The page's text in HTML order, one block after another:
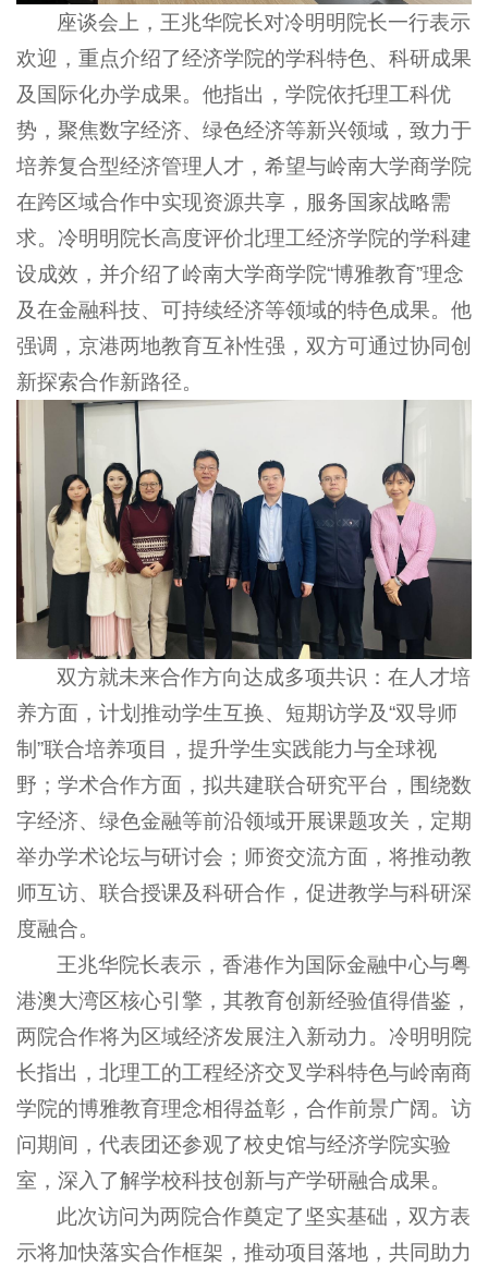
座谈会上，王兆华院长对冷明明院长一行表示
欢迎，重点介绍了经济学院的学科特色、科研成果
及国际化办学成果。他指出，学院依托理工科优
势，聚焦数字经济、绿色经济等新兴领域，致力于
培养复合型经济管理人才，希望与岭南大学商学院
在跨区域合作中实现资源共享，服务国家战略需
求。冷明明院长高度评价北理工经济学院的学科建
设成效，并介绍了岭南大学商学院“博雅教育”理念
及在金融科技、可持续经济等领域的特色成果。他
强调，京港两地教育互补性强，双方可通过协同创
新探索合作新路径。
双方就未来合作方向达成多项共识：在人才培
养方面，计划推动学生互换、短期访学及“双导师
制”联合培养项目，提升学生实践能力与全球视
野；学术合作方面，拟共建联合研究平台，围绕数
字经济、绿色金融等前沿领域开展课题攻关，定期
举办学术论坛与研讨会；师资交流方面，将推动教
师互访、联合授课及科研合作，促进教学与科研深
度融合。
王兆华院长表示，香港作为国际金融中心与粤
港澳大湾区核心引擎，其教育创新经验值得借鉴，
两院合作将为区域经济发展注入新动力。冷明明院
长指出，北理工的工程经济交叉学科特色与岭南商
学院的博雅教育理念相得益彰，合作前景广阔。访
问期间，代表团还参观了校史馆与经济学院实验
室，深入了解学校科技创新与产学研融合成果。
此次访问为两院合作奠定了坚实基础，双方表
示将加快落实合作框架，推动项目落地，共同助力